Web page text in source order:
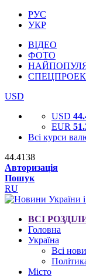
РУС
УКР
ВІДЕО
ФОТО
USD
USD
EUR
Всі курси
44.4138
Авторизація
Пошук
RU
ВСІ
Головна
Україна
Всі
Місто